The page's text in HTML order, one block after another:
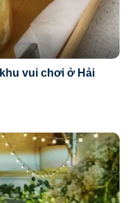
vui chơi ở Hải